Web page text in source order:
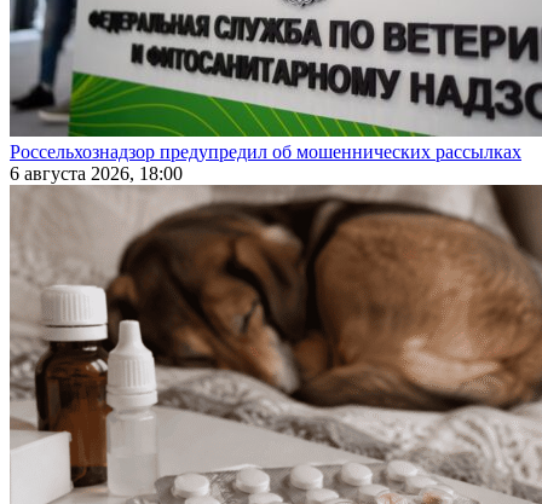
Россельхознадзор предупредил об мошеннических рассылках
6 августа 2026, 18:00